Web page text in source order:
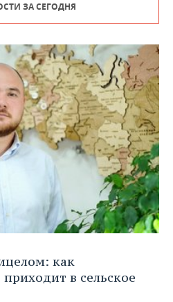
ЗА СЕГОДНЯ
как
в сельское